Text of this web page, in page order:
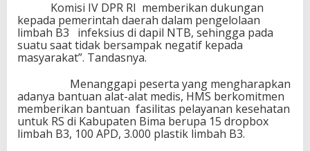
Komisi IV DPR RI memberikan dukungan
kepada pemerintah daerah dalam pengelolaan
limbah B3 infeksius di dapil NTB, sehingga pada
suatu saat tidak bersampak negatif kepada
masyarakat”. Tandasnya.
Menanggapi peserta yang mengharapkan
adanya bantuan alat-alat medis, HMS berkomitmen
memberikan bantuan fasilitas pelayanan kesehatan
untuk RS di Kabupaten Bima berupa 15 dropbox
limbah B3, 100 APD, 3.000 plastik limbah B3.